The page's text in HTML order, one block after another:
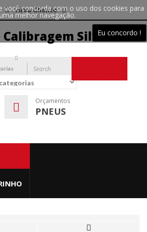
você concorda com o uso dos cookies para
uma melhor navegação.
Eu concordo !
Área Cliente
Orçamentos
PNEUS